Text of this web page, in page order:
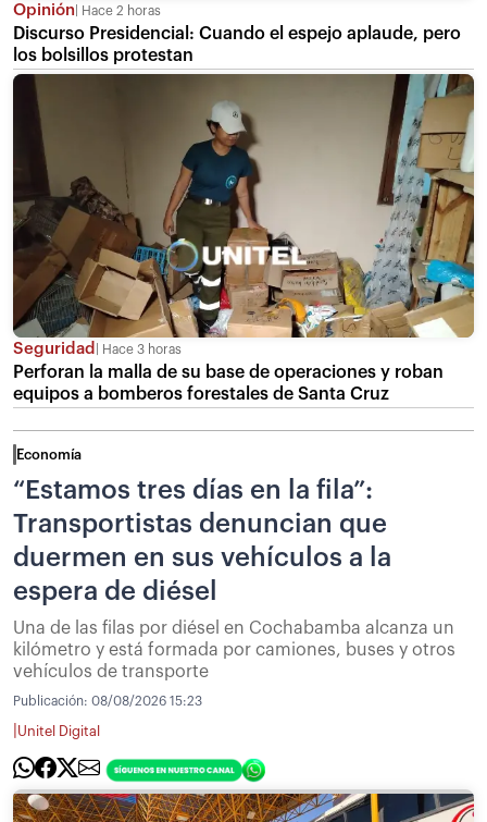
Opinión Hace 2 horas
Discurso Presidencial: Cuando el espejo aplaude, pero
los bolsillos protestan
Seguridad Hace 3 horas
Perforan la malla de su base de operaciones y roban
equipos a bomberos forestales de Santa Cruz
Economía
“Estamos tres días en la fila”:
Transportistas denuncian que
duermen en sus vehículos a la
espera de diésel
Una de las filas por diésel en Cochabamba alcanza un
kilómetro y está formada por camiones, buses y otros
vehículos de transporte
Publicación: 08/08/2026 15:23
Unitel Digital